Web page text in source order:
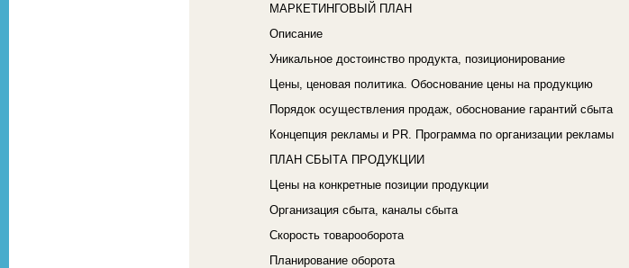
МАРКЕТИНГОВЫЙ ПЛАН
Описание
Уникальное достоинство продукта, позиционирование
Цены, ценовая политика. Обоснование цены на продукцию
Порядок осуществления продаж, обоснование гарантий сбыта
Концепция рекламы и PR. Программа по организации рекламы
ПЛАН СБЫТА ПРОДУКЦИИ
Цены на конкретные позиции продукции
Организация сбыта, каналы сбыта
Скорость товарооборота
Планирование оборота